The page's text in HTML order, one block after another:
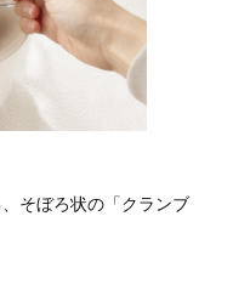
そぼろ状の「クランブ